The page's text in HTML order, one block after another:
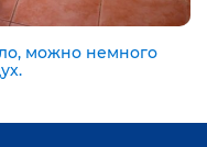
можно немного